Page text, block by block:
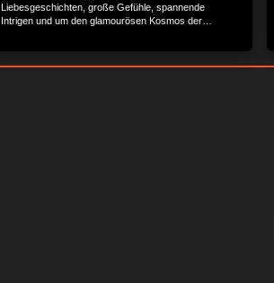
Liebesgeschichten, große Gefühle, spannende
Intrigen und um den glamourösen Kosmos der